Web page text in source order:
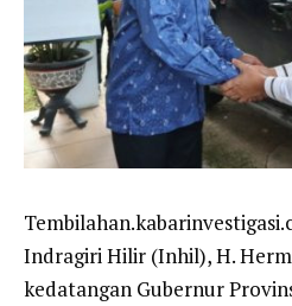
Indragiri Hilir (Inhil), H.
kedatangan Gubernur